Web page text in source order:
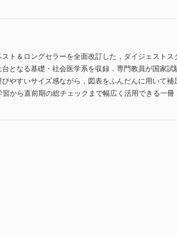
ト＆ロングセラーを全面改訂した，ダイジェスト
となる基礎・社会医学系を収録．専門教員が国家
やすいサイズ感ながら，図表をふんだんに用いて
から直前期の総チェックまで幅広く活用できる一冊